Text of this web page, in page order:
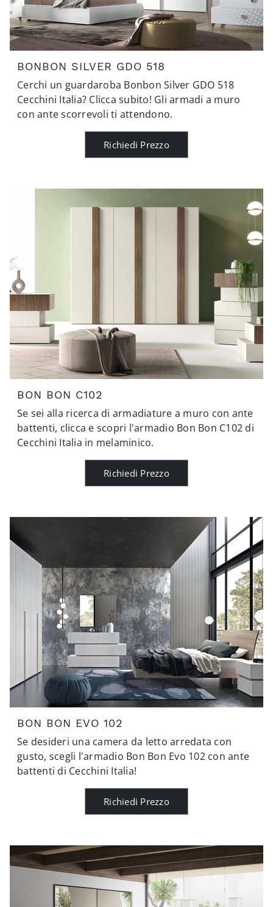
BONBON SILVER GDO 518
Cerchi un guardaroba Bonbon Silver GDO 518
Cecchini Italia? Clicca subito! Gli armadi a muro
con ante scorrevoli ti attendono.
Richiedi Prezzo
BON BON C102
Se sei alla ricerca di armadiature a muro con ante
battenti, clicca e scopri l'armadio Bon Bon C102 di
Cecchini Italia in melaminico.
Richiedi Prezzo
BON BON EVO 102
Se desideri una camera da letto arredata con
gusto, scegli l'armadio Bon Bon Evo 102 con ante
battenti di Cecchini Italia!
Richiedi Prezzo